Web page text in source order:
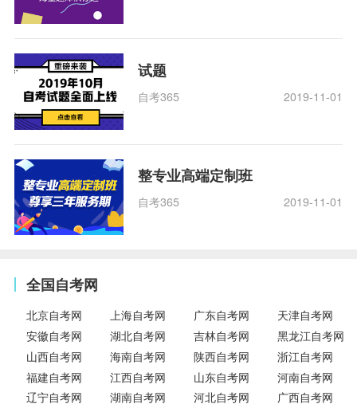
试题
自考365 2019-11-01
整专业高端定制班
自考365 2019-11-01
全国自考网
北京自考网 上海自考网 广东自考网
天津自考网
安徽自考网
湖北自考网 吉林自考网
黑龙江自考网
山西自考网
海南自考网 陕西自考网
浙江自考网
福建自考网
江西自考网 山东自考网
河南自考网
辽宁自考网
湖南自考网 河北自考网 广西自考网